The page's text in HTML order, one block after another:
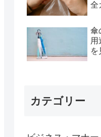
全
傘
用
を
カテゴリー